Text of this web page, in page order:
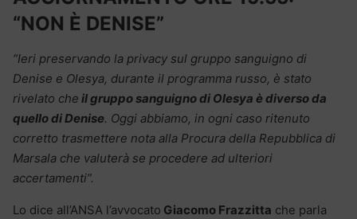
“NON È DENISE”
“Ieri preservando la privacy sul gruppo sanguigno di
Denise e Olesya, durante il programma russo, è stato
rivelato che il gruppo sanguigno di Olesya è diverso da
quello di Denise. Oggi abbiamo, in ogni caso ritenuto
corretto trasmettere nota alla Procura della Repubblica di
Marsala che valuterà se procedere ad ulteriori
accertamenti”.
Lo dice all’ANSA l’avvocato Giacomo Frazzitta che parla